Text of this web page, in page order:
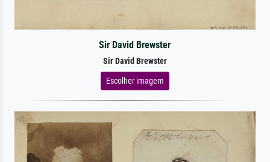
Sir David Brewster
Sir David Brewster
Escolher imagem